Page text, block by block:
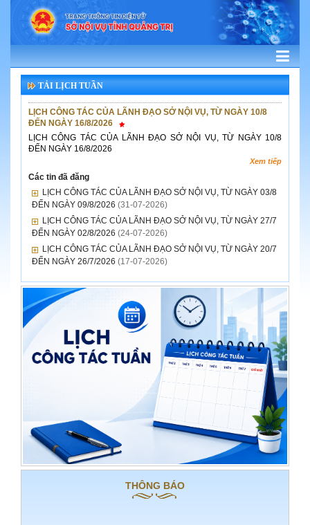
TẢI LỊCH TUẦN
LỊCH CÔNG TÁC CỦA LÃNH ĐẠO SỞ NỘI VỤ, TỪ NGÀY 10/8
ĐẾN NGÀY 16/8/2026
LỊCH CÔNG TÁC CỦA LÃNH ĐẠO SỞ NỘI VỤ, TỪ NGÀY 10/8
ĐẾN NGÀY 16/8/2026
Xem tiếp
Các tin đã đăng
LỊCH CÔNG TÁC CỦA LÃNH ĐẠO SỞ NỘI VỤ, TỪ NGÀY 03/8
ĐẾN NGÀY 09/8/2026 (31-07-2026)
LỊCH CÔNG TÁC CỦA LÃNH ĐẠO SỞ NỘI VỤ, TỪ NGÀY 27/7
ĐẾN NGÀY 02/8/2026 (24-07-2026)
LỊCH CÔNG TÁC CỦA LÃNH ĐẠO SỞ NỘI VỤ, TỪ NGÀY 20/7
ĐẾN NGÀY 26/7/2026 (17-07-2026)
THÔNG BÁO